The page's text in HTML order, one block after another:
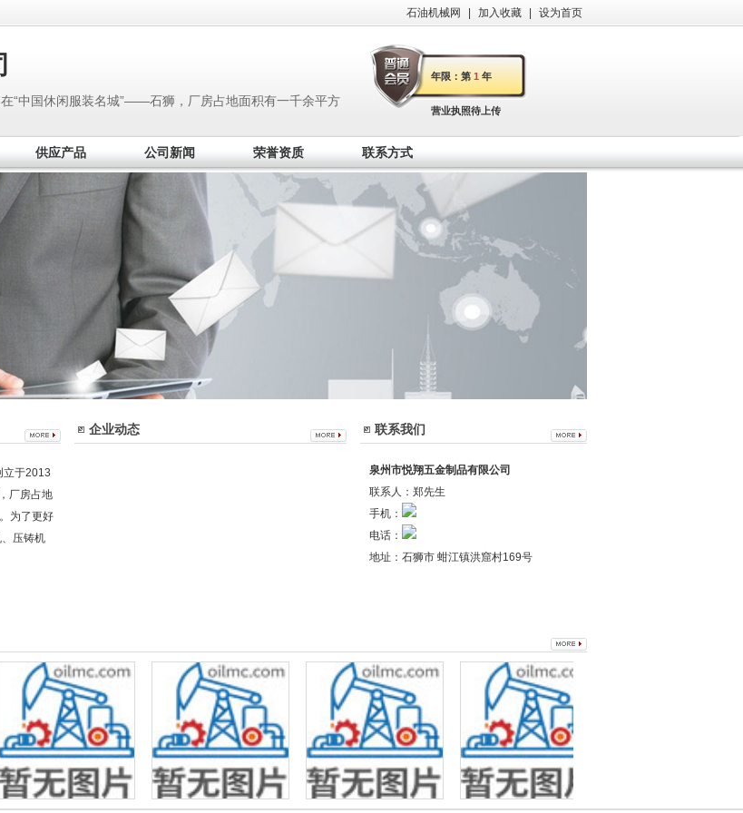
石油机械网 加入收藏 设为首页
“中国休闲服装名城”——石狮，厂房占地面积有一千余平方
、针扣、装饰标、综合扣等。每年的出口比例占20%-30%，
。
年限：第 1 年
营业执照待上传
供应产品 公司新闻 荣誉资质 联系方式
立于2013
厂房占地
为了更好
压铸机
企业动态 联系我们
泉州市悦翔五金制品有限公司
联系人：郑先生
手机：
电话：
地址：石狮市 蚶江镇洪窟村169号
比高的皮带扣 优质的皮带 悦翔五金专业提供最优质的鞋 鞋扣价格：想买性价比最高的 福建新品鞋扣：福建可信赖的